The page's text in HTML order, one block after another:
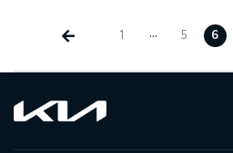
dụng tùy theo dòng xe và phiên bản.
1 ... 5 6